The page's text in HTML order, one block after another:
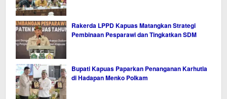
Rakerda LPPD Kapuas Matangkan Strategi
Pembinaan Pesparawi dan Tingkatkan SDM
Bupati Kapuas Paparkan Penanganan Karhutla
di Hadapan Menko Polkam